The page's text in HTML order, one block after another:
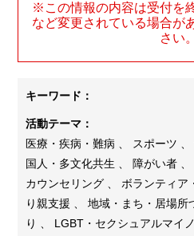
※この情報の内容は受付を
など変更されている場合が
さい。
キーワード：
活動テーマ：
医療・疾病・難病 、 スポーツ
国人・多文化共生 、 障がい者
カウンセリング 、 ボランティア
り親支援 、 地域・まち・居場所
り 、 LGBT・セクシュアルマイ